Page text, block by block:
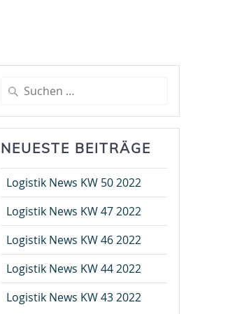
Suche
nach:
NEUESTE BEITRÄGE
Logistik News KW 50 2022
Logistik News KW 47 2022
Logistik News KW 46 2022
Logistik News KW 44 2022
Logistik News KW 43 2022